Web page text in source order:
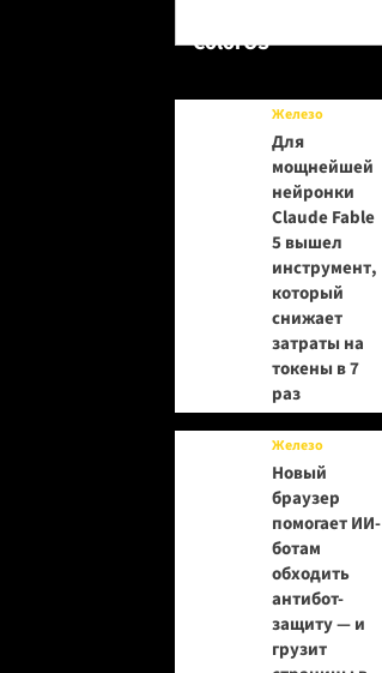
ColorOS
Железо
Для
мощнейшей
нейронки
Claude Fable
5 вышел
инструмент,
который
снижает
затраты на
токены в 7
раз
Железо
Новый
браузер
помогает ИИ-
ботам
обходить
антибот-
защиту — и
грузит